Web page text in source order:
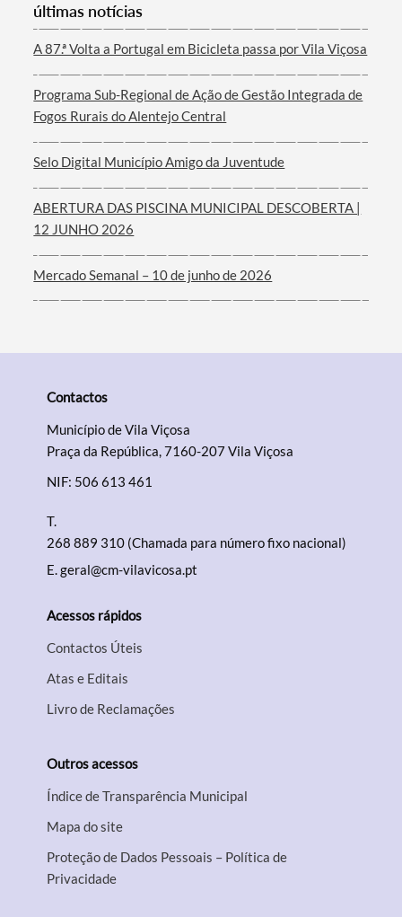
últimas notícias
A 87.ª Volta a Portugal em Bicicleta passa por Vila Viçosa
Programa Sub-Regional de Ação de Gestão Integrada de
Fogos Rurais do Alentejo Central
Selo Digital Município Amigo da Juventude
ABERTURA DAS PISCINA MUNICIPAL DESCOBERTA |
12 JUNHO 2026
Mercado Semanal – 10 de junho de 2026
Contactos
Município de Vila Viçosa
Praça da República, 7160-207 Vila Viçosa
NIF: 506 613 461
T.
268 889 310 (Chamada para número fixo nacional)
E.geral@cm-vilavicosa.pt
Acessos rápidos
Contactos Úteis
Atas e Editais
Livro de Reclamações
Outros acessos
Índice de Transparência Municipal
Mapa do site
Proteção de Dados Pessoais – Política de
Privacidade